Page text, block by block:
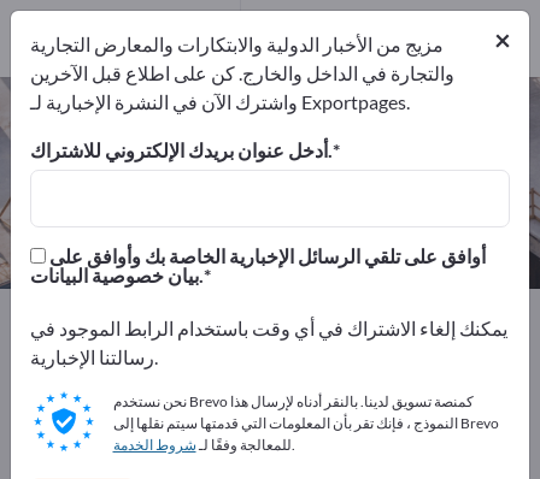
مواد بناء الطرق – اعثر على الشركات
المصنعة والموردين
المصدرين4
4
Exportpages قسم الإنشاء مواد البناء مواد بناء الطرق
أعلن مجانًا على Exportpages!
الاحتياجات – العروض – السلع المستعملة – جهات الاتصال
التجارية >> ابدأ من هنا
×
مزيج من الأخبار الدولية والابتكارات والمعارض التجارية
والتجارة في الداخل والخارج. كن على اطلاع قبل الآخرين
واشترك الآن في النشرة الإخبارية لـ Exportpages.
أدخل عنوان بريدك الإلكتروني للاشتراك.
بيان خصوصية البيانات.
يمكنك إلغاء الاشتراك في أي وقت باستخدام الرابط الموجود في
رسالتنا الإخبارية.
نحن نستخدم Brevo كمنصة تسويق لدينا. بالنقر أدناه لإرسال هذا
النموذج ، فإنك تقر بأن المعلومات التي قدمتها سيتم نقلها إلى Brevo
للمعالجة وفقًا لـشروط الخدمة .